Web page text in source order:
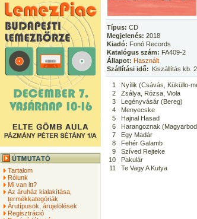
Tartalom
Rólunk
Mi van itt?
Az áruház kialakítása,
termékkategóriák
Árutípusok, árujelölések
Regisztráció
Típus: CD
Megjelenés: 2018
Kiadó: Fonó Records
Katalógus szám: FA409-2
Állapot: Használt
Szállítási idő: Kiszállítás kb.
1
Nyílik (Csávás, Küküllo-
2
Zsálya, Rózsa, Viola
3
Legényvásár (Bereg)
4
Menyecske
5
Hajnal Hasad
6
Harangoznak
7
Egy Madár
8
Fehér Galamb
9
Szíved Rejteke
10
Pakulár
11
Te Vagy A Kutya